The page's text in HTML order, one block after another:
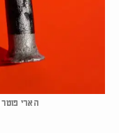
הארי